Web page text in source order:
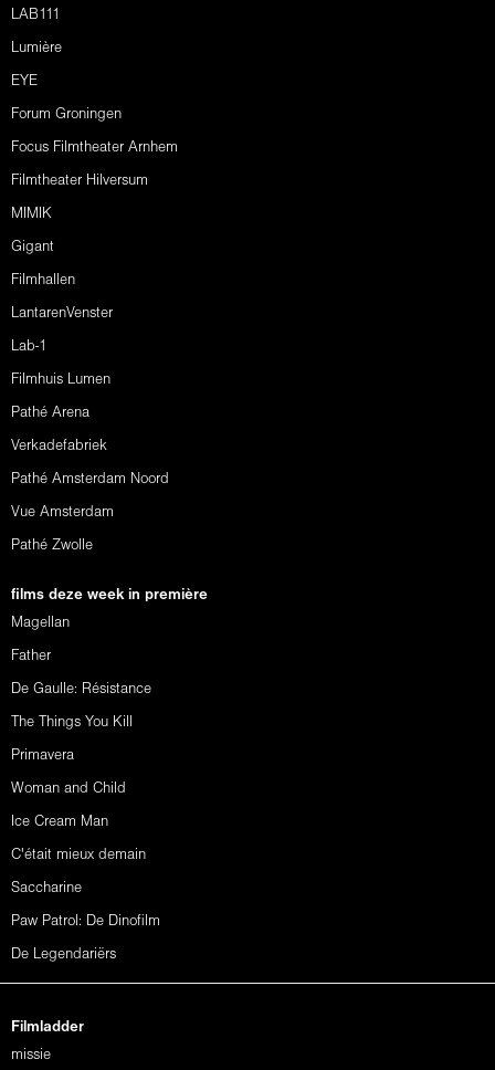
LAB111
Lumière
EYE
Forum Groningen
Focus Filmtheater Arnhem
Filmtheater Hilversum
MIMIK
Gigant
Filmhallen
LantarenVenster
Lab-1
Filmhuis Lumen
Pathé Arena
Verkadefabriek
Pathé Amsterdam Noord
Vue Amsterdam
Pathé Zwolle
films deze week in première
Magellan
Father
De Gaulle: Résistance
The Things You Kill
Primavera
Woman and Child
Ice Cream Man
C'était mieux demain
Saccharine
Paw Patrol: De Dinofilm
De Legendariërs
Filmladder
missie